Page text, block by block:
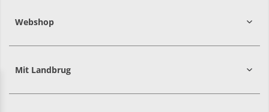
Webshop
Mit Landbrug